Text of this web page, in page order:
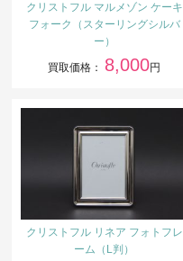
クリストフル マルメゾン ケーキ
フォーク（スターリングシルバ
ー）
買取価格： 8,000円
クリストフル リネア フォトフレ
ーム（L判）